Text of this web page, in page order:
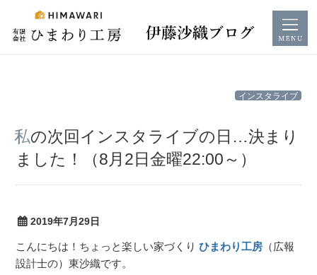
インスタライブ
私の次回インスタライブの日…決まり
ました！（8月2日金曜22:00～）
2019年7月29日
こんにちは！ちょっと楽しい家づくりひまわり工房 （広報
設計士の）東沙織です。